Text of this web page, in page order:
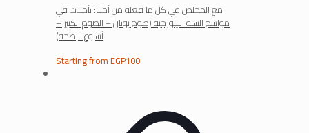
مع المخلص في كل ما فعله من أجلنا: تأملات في
مواسم السنة الليتورجية (صوم يونان – الصوم الكبير –
أسبوع البصخة)
Starting fromEGP100